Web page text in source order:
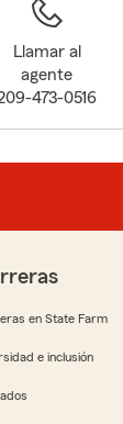
Llamar al
agente
473-0516
en State Farm
e inclusión